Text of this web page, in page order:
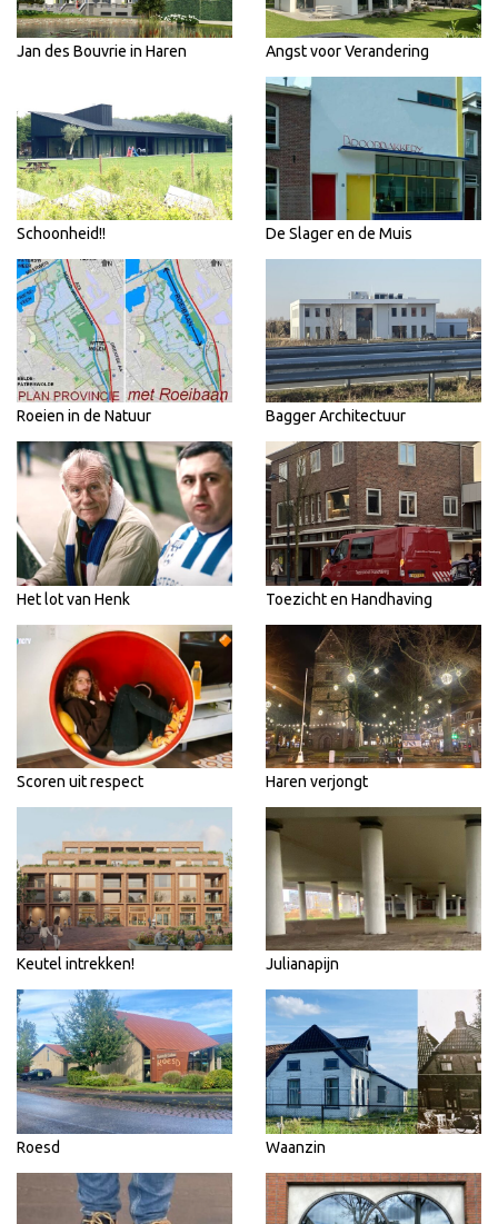
Jan des Bouvrie in Haren Angst voor Verandering
Schoonheid!! De Slager en de Muis
Roeien in de Natuur Bagger Architectuur
Het lot van Henk Toezicht en Handhaving
Scoren uit respect Haren verjongt
Keutel intrekken! Julianapijn
Roesd Waanzin